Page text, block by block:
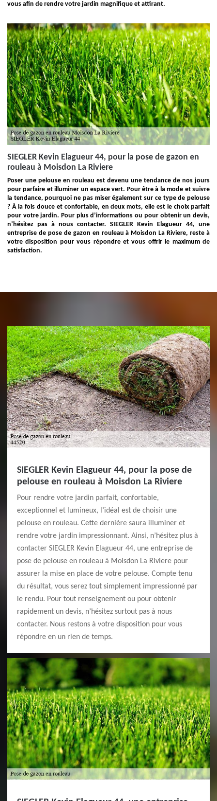
vous afin de rendre votre jardin magnifique et attirant.
SIEGLER Kevin Elagueur 44, pour la pose de gazon en
rouleau à Moisdon La Riviere
Poser une pelouse en rouleau est devenu une tendance de nos jours
pour parfaire et illuminer un espace vert. Pour être à la mode et suivre
la tendance, pourquoi ne pas miser également sur ce type de pelouse
? À la fois douce et confortable, en deux mots, elle est le choix parfait
pour votre jardin. Pour plus d’informations ou pour obtenir un devis,
n’hésitez pas à nous contacter. SIEGLER Kevin Elagueur 44, une
entreprise de pose de gazon en rouleau à Moisdon La Riviere, reste à
votre disposition pour vous répondre et vous offrir le maximum de
satisfaction.
SIEGLER Kevin Elagueur 44, pour la pose de
pelouse en rouleau à Moisdon La Riviere
Pour rendre votre jardin parfait, confortable,
exceptionnel et lumineux, l’idéal est de choisir une
pelouse en rouleau. Cette dernière saura illuminer et
rendre votre jardin impressionnant. Ainsi, n’hésitez plus à
contacter SIEGLER Kevin Elagueur 44, une entreprise de
pose de pelouse en rouleau à Moisdon La Riviere pour
assurer la mise en place de votre pelouse. Compte tenu
du résultat, vous serez tout simplement impressionné par
le rendu. Pour tout renseignement ou pour obtenir
rapidement un devis, n’hésitez surtout pas à nous
contacter. Nous restons à votre disposition pour vous
répondre en un rien de temps.